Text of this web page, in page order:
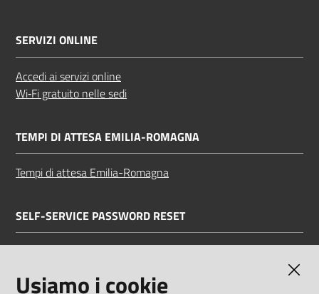
SERVIZI ONLINE
Accedi ai servizi online
Wi‑Fi gratuito nelle sedi
TEMPI DI ATTESA EMILIA-ROMAGNA
Tempi di attesa Emilia-Romagna
SELF-SERVICE PASSWORD RESET
Usiamo i cookie